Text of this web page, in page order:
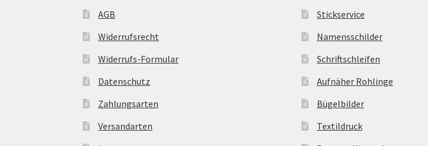
AGB
Widerrufsrecht
Widerrufs-Formular
Datenschutz
Zahlungsarten
Versandarten
Stickservice
Namensschilder
Schriftschleifen
Aufnäher Rohlinge
Bügelbilder
Textildruck